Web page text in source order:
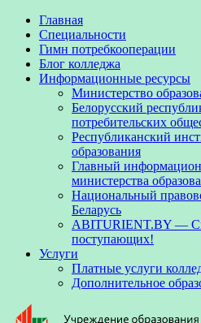
Главная
Специальности
Гимн потребкооперации
Блог колледжа
Информационные ресурсы
Министерство
Белорусский
потребительских
Республиканский
образования
Главный
министерства
Национальный
Беларусь
ABITURIENT.BY —
поступающих!
Услуги
Платные услуги
Дополнительное